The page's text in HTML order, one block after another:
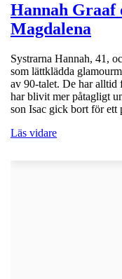
Hannah Graaf
Magdalena
Systrarna Hannah, 41,
som lättklädda
av 90-talet. De har alltid
har blivit mer påtagligt
son Isac gick bort för ett
Läs vidare